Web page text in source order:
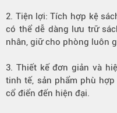
2. Tiện lợi: Tích hợp kệ
có thể dễ dàng lưu trữ
nhân, giữ cho phòng luôn
3. Thiết kế đơn giản và
tinh tế, sản phẩm phù
cổ điển đến hiện đại.